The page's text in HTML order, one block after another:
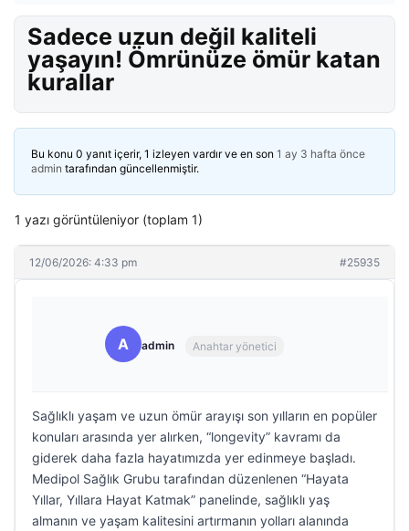
Sadece uzun değil kaliteli
yaşayın! Ömrünüze ömür katan
kurallar
Bu konu 0 yanıt içerir, 1 izleyen vardır ve en son 1 ay 3 hafta önce
admin tarafından güncellenmiştir.
1 yazı görüntüleniyor (toplam 1)
12/06/2026: 4:33 pm #25935
A admin Anahtar yönetici
Sağlıklı yaşam ve uzun ömür arayışı son yılların en popüler
konuları arasında yer alırken, “longevity” kavramı da
giderek daha fazla hayatımızda yer edinmeye başladı.
Medipol Sağlık Grubu tarafından düzenlenen “Hayata
Yıllar, Yıllara Hayat Katmak” panelinde, sağlıklı yaş
almanın ve yaşam kalitesini artırmanın yolları alanında